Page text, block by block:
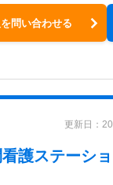
問い合わせる
更新日：
護ステーショ